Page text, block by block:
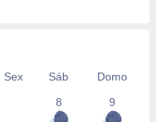
Sex Sáb
Domo
8
9